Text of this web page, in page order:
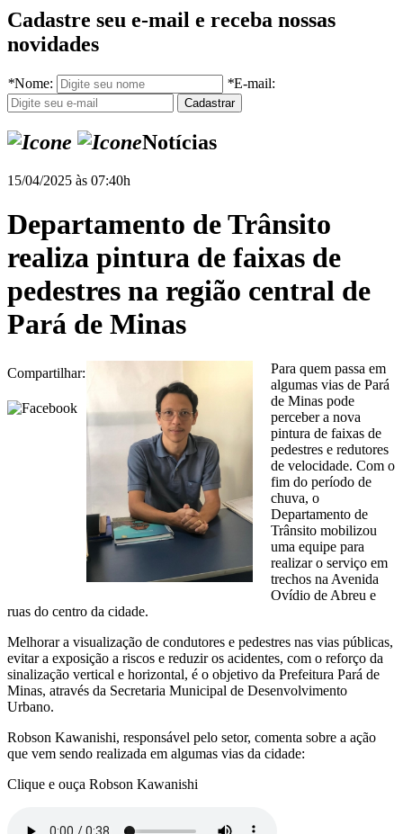
Cadastre seu e-mail e receba nossas
novidades
*Nome: *E-mail:
Notícias
15/04/2025 às 07:40h
Departamento de Trânsito
realiza pintura de faixas de
pedestres na região central de
Pará de Minas
Compartilhar:
Para quem passa em
algumas vias de Pará
de Minas pode
perceber a nova
pintura de faixas de
pedestres e redutores
de velocidade. Com o
fim do período de
chuva, o
Departamento de
Trânsito mobilizou
uma equipe para
realizar o serviço em
trechos na Avenida
Ovídio de Abreu e
ruas do centro da cidade.
Melhorar a visualização de condutores e pedestres nas vias públicas,
evitar a exposição a riscos e reduzir os acidentes, com o reforço da
sinalização vertical e horizontal, é o objetivo da Prefeitura Pará de
Minas, através da Secretaria Municipal de Desenvolvimento
Urbano.
Robson Kawanishi, responsável pelo setor, comenta sobre a ação
que vem sendo realizada em algumas vias da cidade:
Clique e ouça Robson Kawanishi